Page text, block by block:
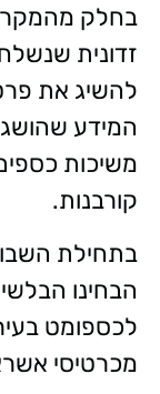
בחלק
זדונית
להשיג את
המידע
משיכות
קורבנות.
בתחילת
הבחינו
לכספומט
מכרטיסי